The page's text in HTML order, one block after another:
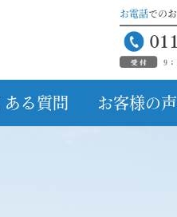
お電話での
ある質問 お客様の声